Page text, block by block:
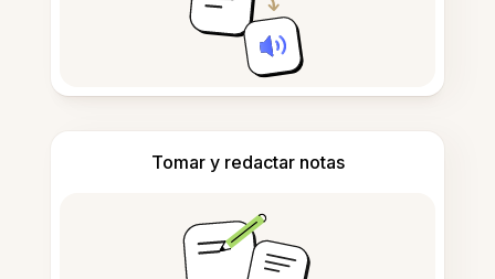
Tomar y redactar notas